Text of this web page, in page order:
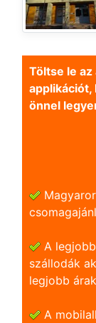
Töltse le
applikációt,
önnel
A
szállodák
legjobb
A